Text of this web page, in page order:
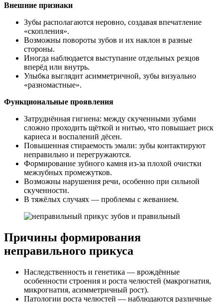
Внешние признаки
Зубы располагаются неровно, создавая впечатление
«скопления».
Возможны повороты зубов и их наклон в разные
стороны.
Иногда наблюдается выступание отдельных резцов
вперёд или внутрь.
Улыбка выглядит асимметричной, зубы визуально
«разномастные».
Функциональные проявления
Затруднённая гигиена: между скученными зубами
сложно проходить щёткой и нитью, что повышает риск
кариеса и воспалений дёсен.
Повышенная стираемость эмали: зубы контактируют
неправильно и перегружаются.
Формирование зубного камня из-за плохой очистки
межзубных промежутков.
Возможны нарушения речи, особенно при сильной
скученности.
В тяжёлых случаях — проблемы с жеванием.
Причины формирования
неправильного прикуса
Наследственность и генетика — врождённые
особенности строения и роста челюстей (макрогнатия,
микрогнатия, асимметричный рост).
Патологии роста челюстей — наблюдаются различные